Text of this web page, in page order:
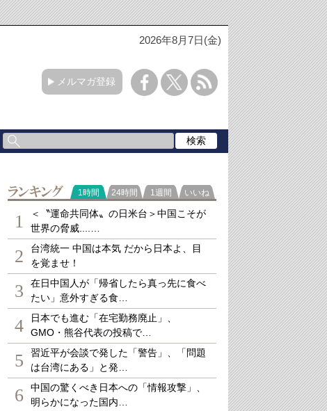
2026年8月7日(金)
メルマガ登録
ランキング
1時間 24時間 1週間 いいね
1
＜〝運命共同体〟の日米台＞中国こそが
世界の脅威....…
2
台湾統一 中国は本気 だから日本よ、目
を覚ませ！
3
在日中国人が「帰省したら真っ先に食べ
たい」意外すぎる食…
4
日本でも進む「在宅勤務廃止」、
GMO・熊谷代表の投稿で…
5
習近平が会談で発した「警告」、「問題
は台湾にある」と発…
6
中国の驚くべき日本への「情報攻撃」、
明らかになった国内…